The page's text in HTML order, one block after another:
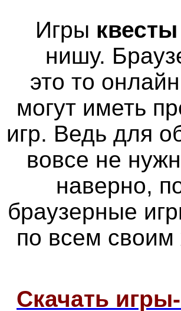
Игры квесты
нишу.
это то
могут иметь
игр. Ведь для
вовсе не
наверно,
браузерные
по всем своим
Скачать